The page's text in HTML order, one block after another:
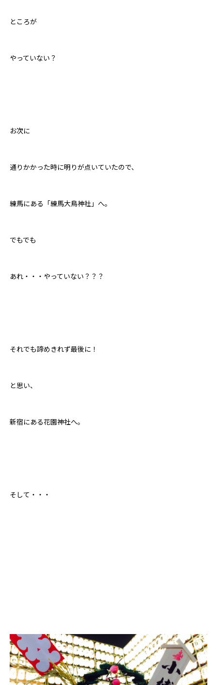
ところが
やっていない？
お次に
通りかかった時に明りが点いていたので、
練馬にある「練馬大鳥神社」へ。
でもでも
あれ・・・やっていない？？？
それでも諦めきれず最後に！
と思い、
新宿にある花園神社へ。
そして・・・